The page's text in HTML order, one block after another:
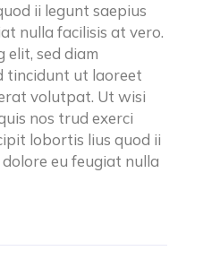
ii legunt saepius
nulla facilisis at vero.
elit, sed diam
tincidunt ut laoreet
volutpat. Ut wisi
nos trud exerci
lobortis lius quod ii
eu feugiat nulla